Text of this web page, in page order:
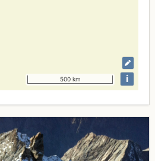
500 km i